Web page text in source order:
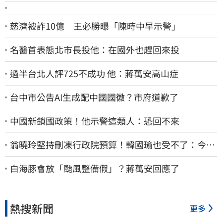
慈濟被詐10億 王必勝曝「陳時中早示警」
名醫首表態北市長投他：在國外也趕回來投
過半台北人評725不成功 他：蔣萬安高山症
台中市公告AI生成配中國國徽？市府道歉了
中國新鎖國政策！他示警這類人：恐回不來
翁曉玲堅持刪凍行政院預算！韓國瑜也受不了：今年
剩4個月你思考一下
白海豚會放「颱風整備假」？蔣萬安回應了
熱搜新聞 更多